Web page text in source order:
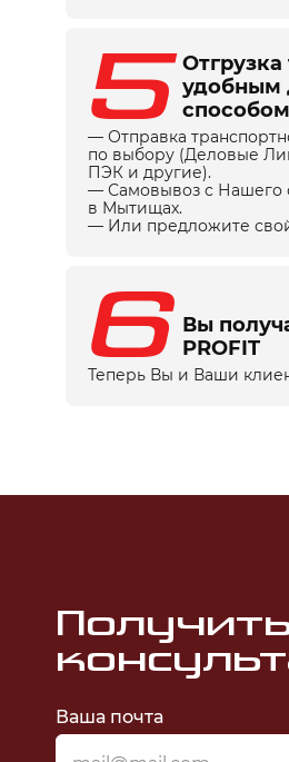
5 Отгрузка
удобным
способом
— Отправка
по выбору (Деловые
ПЭК и другие).
— Самовывоз с Нашего
в Мытищах.
— Или предложите
6 Вы
PROFIT
Теперь Вы и Ваши
Ваша почта